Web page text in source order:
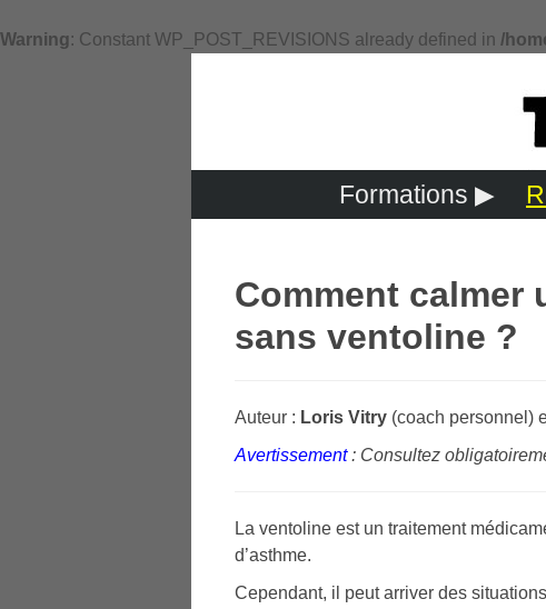
Warning: Constant WP_POST_REVISIONS already defined in /
Formations ▶
Comment calmer
sans ventoline ?
Auteur : Loris Vitry (coach personnel)
Avertissement: Consultez
La ventoline est un traitement
d’asthme.
Cependant, il peut arriver des